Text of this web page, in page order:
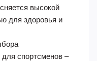
высокой
для здоровья и
спортсменов –